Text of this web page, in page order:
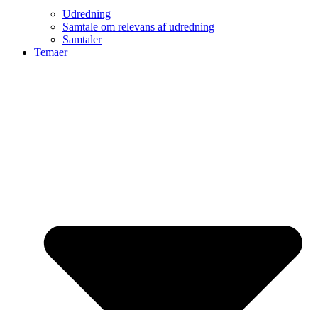
Udredning
Samtale om relevans af udredning
Samtaler
Temaer